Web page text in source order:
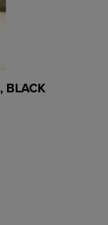
BLACK